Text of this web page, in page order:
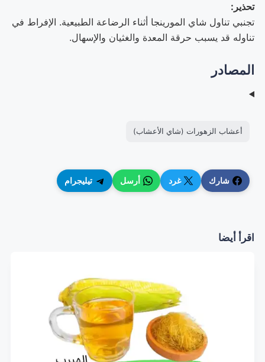
تحذير:
تجنبي تناول شاي المورينجا أثناء الرضاعة الطبيعية. الإفراط في
تناوله قد يسبب حرقة المعدة والغثيان والإسهال.
المصادر
أعشاب الزهورات (شاي الأعشاب)
شارك غرد أرسل تيليجرام
اقرأ أيضا